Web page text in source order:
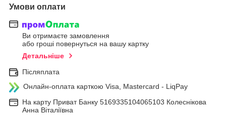
Умови оплати
Ви отримаєте замовлення
або гроші повернуться на вашу картку
Детальніше
Післяплата
Онлайн-оплата карткою Visa, Mastercard - LiqPay
На карту Приват Банку 5169335104065103 Колеснікова
Анна Віталіївна